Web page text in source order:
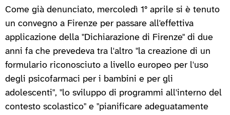
Come già denunciato, mercoledì 1° aprile si è tenuto
un convegno a Firenze per passare all'effettiva
applicazione della "Dichiarazione di Firenze" di due
anni fa che prevedeva tra l'altro "la creazione di un
formulario riconosciuto a livello europeo per l'uso
degli psicofarmaci per i bambini e per gli
adolescenti", "lo sviluppo di programmi all'interno del
contesto scolastico" e "pianificare adeguatamente